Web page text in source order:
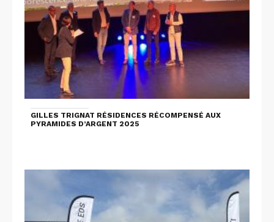
GILLES TRIGNAT RÉSIDENCES RÉCOMPENSÉ AUX
PYRAMIDES D’ARGENT 2025